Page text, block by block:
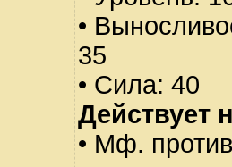
•
35
• Сила: 40
Действует
• Мф. против